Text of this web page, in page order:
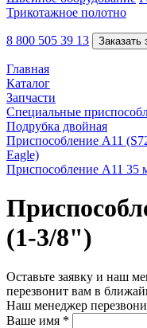
Трикотажное полотно
8 800 505 39 13 Заказать
Главная
Каталог
Запчасти
Специальные
Подрубка двойная
Приспособление A11
Eagle)
Приспособление A11 35
(1-3/8")
Оставьте заявку и наш
перезвонит вам в
Наш менеджер
Ваше имя *